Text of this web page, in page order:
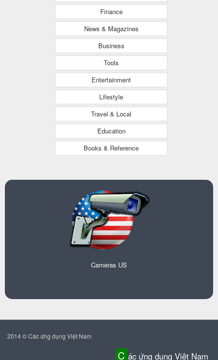
Finance
News & Magazines
Business
Tools
Entertainment
Lifestyle
Travel & Local
Education
Books & Reference
Cameras US
2014 © Các ứng dụng Việt Nam
C ác ứng dụng Việt Nam